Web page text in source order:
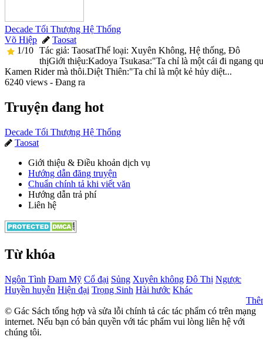
Decade Tối Thượng Hệ Thống
Võ Hiệp  Taosat
 1/10 Tác giả: TaosatThể loại: Xuyên Không, Hệ thống, Đô
thịGiới thiệu:Kadoya Tsukasa:"Ta chỉ là một cái đi ngang
Kamen Rider mà thôi.Diệt Thiên:"Ta chỉ là một kẻ hủy diệt...
6240 views - Đang ra
Truyện đang hot
Decade Tối Thượng Hệ Thống
 Taosat
Giới thiệu & Điều khoản dịch vụ
Hướng dẫn đăng truyện
Chuẩn chính tả khi viết văn
Hướng dẫn trả phí
Liên hệ
Từ khóa
Ngôn Tình Đam Mỹ Cổ đại Sủng Xuyên không Đô Thị Ngược
Huyền huyễn Hiện đại Trọng Sinh Hài hước Khác
© Gác Sách tổng hợp và sửa lỗi chính tả các tác phẩm có trên mạng
internet. Nếu bạn có bản quyền với tác phẩm vui lòng liên hệ với
chúng tôi.